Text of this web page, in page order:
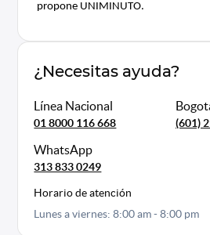
propone UNIMINUTO.
¿Necesitas ayuda?
Línea Nacional
01 8000 116 668 (601)
WhatsApp
313 833 0249
Horario de atención
Lunes a viernes: 8:00 am - 8:00 pm